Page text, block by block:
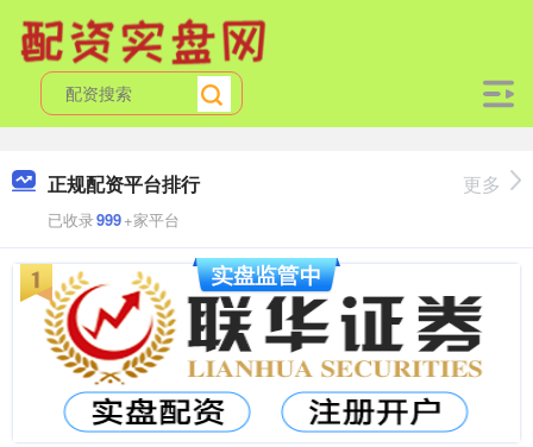
正规配资平台排行
已收录999+家平台
更多